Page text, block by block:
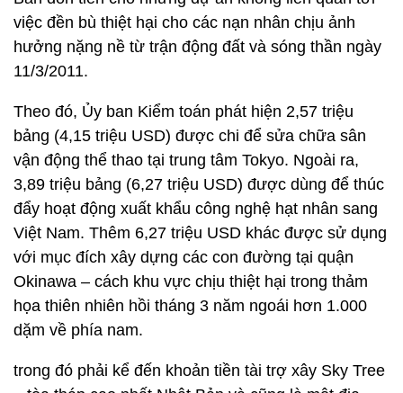
việc đền bù thiệt hại cho các nạn nhân chịu ảnh
hưởng nặng nề từ trận động đất và sóng thần ngày
11/3/2011.
Theo đó, Ủy ban Kiểm toán phát hiện 2,57 triệu
bảng (4,15 triệu USD) được chi để sửa chữa sân
vận động thể thao tại trung tâm Tokyo. Ngoài ra,
3,89 triệu bảng (6,27 triệu USD) được dùng để thúc
đẩy hoạt động xuất khẩu công nghệ hạt nhân sang
Việt Nam. Thêm 6,27 triệu USD khác được sử dụng
với mục đích xây dựng các con đường tại quận
Okinawa – cách khu vực chịu thiệt hại trong thảm
họa thiên nhiên hồi tháng 3 năm ngoái hơn 1.000
dặm về phía nam.
trong đó phải kể đến khoản tiền tài trợ xây Sky Tree